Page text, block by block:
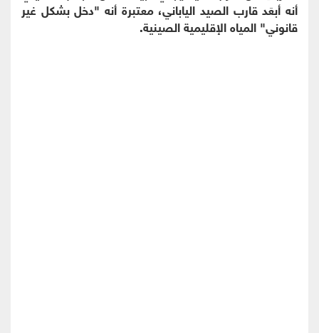
أنه أبعَد قارب الصيد الياباني، معتبرة أنه "دخل بشكل غير
قانوني" المياه الإقليمية الصينية.